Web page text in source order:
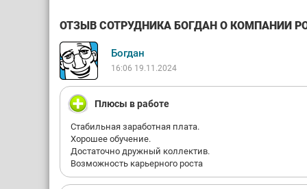
ОТЗЫВ СОТРУДНИКА БОГДАН О КОМПАНИИ
Богдан
16:06 19.11.2024
Плюсы в работе
Стабильная заработная плата.
Хорошее обучение.
Достаточно дружный коллектив.
Возможность карьерного роста